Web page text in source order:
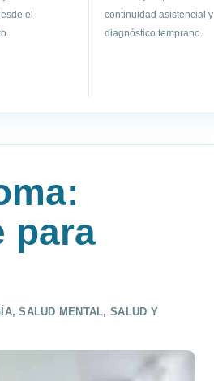
el
continuidad asistencial y
diagnóstico temprano.
para
,SALUD MENTAL, SALUD Y